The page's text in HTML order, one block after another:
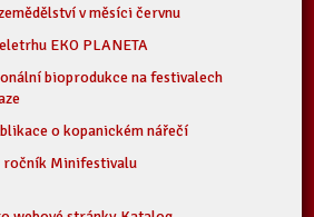
v měsíci červnu
EKO PLANETA
bioprodukce na festivalech
o kopanickém nářečí
ročník Minifestivalu